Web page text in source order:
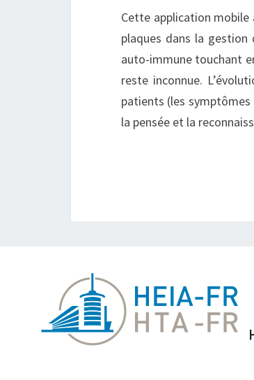
Cette application mobile
plaques dans la gestion
auto-immune touchant
reste inconnue.
patients (les
la pensée et la